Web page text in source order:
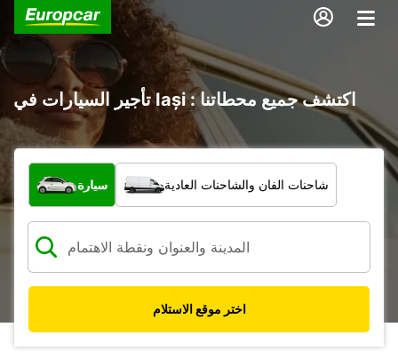
تأجير السيارات في Iași : اكتشف جميع محطاتنا
ما نوع المركبة؟
سيارة شاحنات الفان والشاحنات العادية
اختر موقع الاستلام